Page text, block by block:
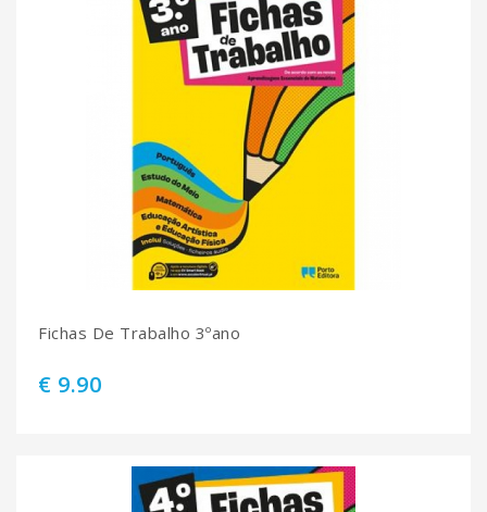
Fichas De Trabalho 3ºano
€ 9.90